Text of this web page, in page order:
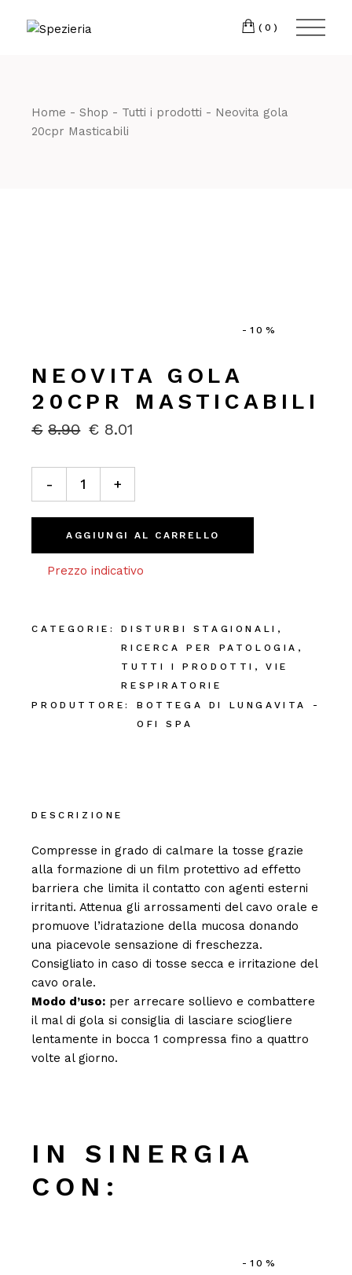
(0)
Home Shop Tutti i prodotti
Neovita gola
20cpr Masticabili
-10%
NEOVITA GOLA
20CPR MASTICABILI
€ 8.90
IL
ORIGINALE
ERA:
€8.90.
€ 8.01
IL
ATTUALE
€8.01.
Neovita gola 20cpr Masticabili quantity
- +
AGGIUNGI AL CARRELLO
Prezzo indicativo
CATEGORIE: DISTURBI STAGIONALI ,
RICERCA PER PATOLOGIA ,
TUTTI I PRODOTTI ,VIE
RESPIRATORIE
PRODUTTORE:
BOTTEGA DI LUNGAVITA -
OFI SPA
DESCRIZIONE
Compresse in grado di calmare la tosse grazie
alla formazione di un film protettivo ad effetto
barriera che limita il contatto con agenti esterni
irritanti. Attenua gli arrossamenti del cavo orale e
promuove l’idratazione della mucosa donando
una piacevole sensazione di freschezza.
Consigliato in caso di tosse secca e irritazione del
cavo orale.
Modo d’uso: per arrecare sollievo e combattere
il mal di gola si consiglia di lasciare sciogliere
lentamente in bocca 1 compressa fino a quattro
volte al giorno.
IN SINERGIA
CON:
-10%
Telefono